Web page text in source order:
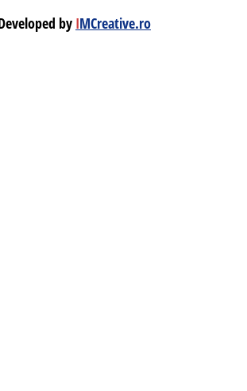
by IMCreative.ro